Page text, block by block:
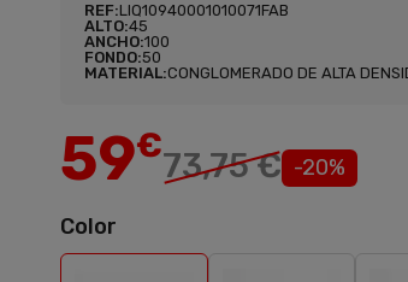
REF:LIQ10940001010071FAB
ALTO:45
ANCHO:100
FONDO:50
MATERIAL:CONGLOMERADO DE ALTA
59€
73,75 € -20%
Color